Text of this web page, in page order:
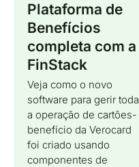
Plataforma de
Benefícios
completa com a
FinStack
Veja como o novo
software para gerir toda
a operação de cartões-
benefício da Verocard
foi criado usando
componentes de